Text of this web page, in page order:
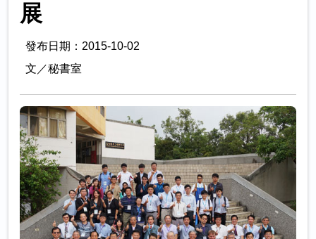
展
發布日期：2015-10-02
文／秘書室